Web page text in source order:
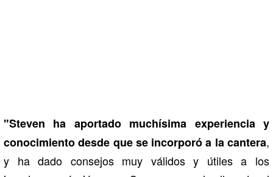
"Steven ha aportado muchísima experiencia y
conocimiento desde que se incorporó a la cantera,
y ha dado consejos muy válidos y útiles a los